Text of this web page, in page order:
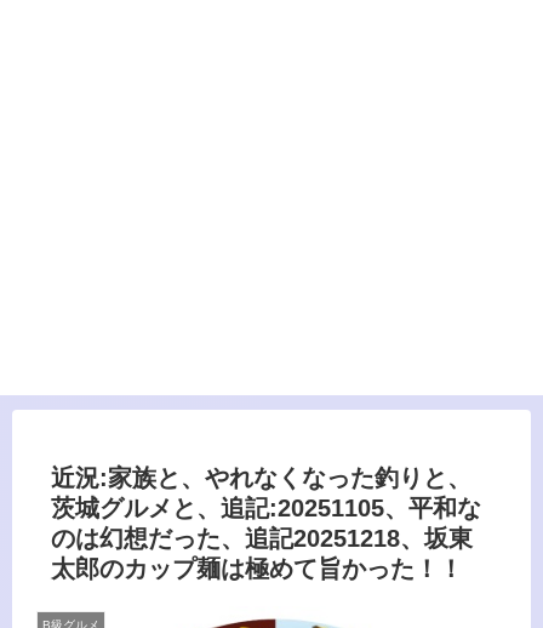
近況:家族と、やれなくなった釣りと、
茨城グルメと、追記:20251105、平和な
のは幻想だった、追記20251218、坂東
太郎のカップ麺は極めて旨かった！！